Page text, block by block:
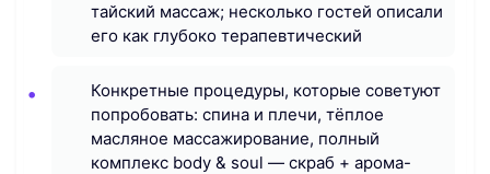
тайский массаж; несколько гостей описали
его как глубоко терапевтический
Конкретные процедуры, которые советуют
попробовать: спина и плечи, тёплое
масляное массажирование, полный
комплекс body & soul — скраб + арома-